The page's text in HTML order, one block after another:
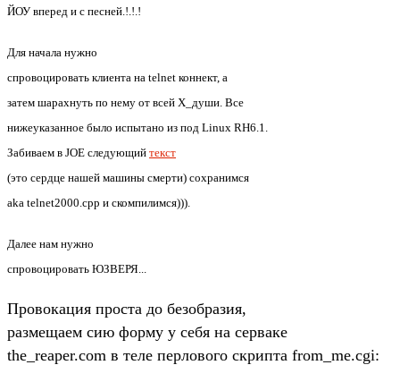
ЙОУ вперед и с песней.!.!.!
Для начала нужно
спровоцировать клиента на telnet коннект, а
затем шарахнуть по нему от всей X_души. Все
нижеуказанное было испытано из под Linux RH6.1.
Забиваем в JOE следующий текст
(это сердце нашей машины смерти) сохранимся
aka telnet2000.cpp и скомпилимся))).
Далее нам нужно
спровоцировать ЮЗВЕРЯ...
Провокация проста до безобразия,
размещаем сию форму у себя на серваке
the_reaper.com в теле перлового скрипта from_me.cgi: